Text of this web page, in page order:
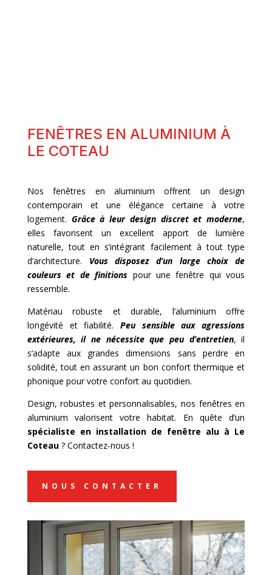
FENÊTRES EN ALUMINIUM À
LE COTEAU
Nos fenêtres en aluminium offrent un design
contemporain et une élégance certaine à votre
logement. Grâce à leur design discret et moderne,
elles favorisent un excellent apport de lumière
naturelle, tout en s’intégrant facilement à tout type
d’architecture. Vous disposez d’un large choix de
couleurs et de finitions pour une fenêtre qui vous
ressemble.
Matériau robuste et durable, l’aluminium offre
longévité et fiabilité. Peu sensible aux agressions
extérieures, il ne nécessite que peu d’entretien, il
s’adapte aux grandes dimensions sans perdre en
solidité, tout en assurant un bon confort thermique et
phonique pour votre confort au quotidien.
Design, robustes et personnalisables, nos fenêtres en
aluminium valorisent votre habitat. En quête d’un
spécialiste en installation de fenêtre alu à Le
Coteau? Contactez-nous !
NOUS CONTACTER